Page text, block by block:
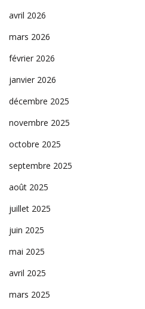
avril 2026
mars 2026
février 2026
janvier 2026
décembre 2025
novembre 2025
octobre 2025
septembre 2025
août 2025
juillet 2025
juin 2025
mai 2025
avril 2025
mars 2025